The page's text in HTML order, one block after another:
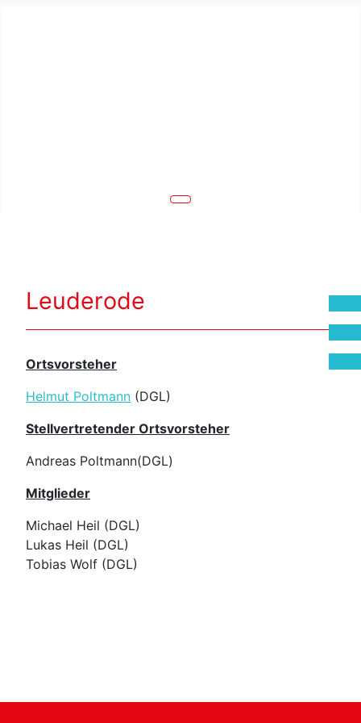
Leuderode
Ortsvorsteher
Helmut Poltmann (DGL)
Stellvertretender Ortsvorsteher
Andreas Poltmann(DGL)
Mitglieder
Michael Heil (DGL)
Lukas Heil (DGL)
Tobias Wolf (DGL)